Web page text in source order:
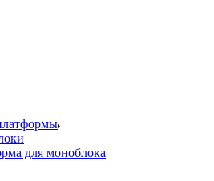
для моноблока